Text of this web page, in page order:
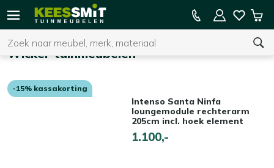
Kees
Tuinmeubelen
Zoeken
U heeft geen product(en) in uw winkelwagen.
15% kassakorting op de hele collectie
Wicker tuinmeubelen
-15% kassakorting
Intenso Santa Ninfa
loungemodule rechterarm
205cm incl. hoek element
1.100,-